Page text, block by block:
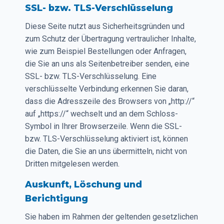
SSL- bzw. TLS-Verschlüsselung
Diese Seite nutzt aus Sicherheitsgründen und
zum Schutz der Übertragung vertraulicher Inhalte,
wie zum Beispiel Bestellungen oder Anfragen,
die Sie an uns als Seitenbetreiber senden, eine
SSL- bzw. TLS-Verschlüsselung. Eine
verschlüsselte Verbindung erkennen Sie daran,
dass die Adresszeile des Browsers von „http://“
auf „https://“ wechselt und an dem Schloss-
Symbol in Ihrer Browserzeile. Wenn die SSL-
bzw. TLS-Verschlüsselung aktiviert ist, können
die Daten, die Sie an uns übermitteln, nicht von
Dritten mitgelesen werden.
Auskunft, Löschung und
Berichtigung
Sie haben im Rahmen der geltenden gesetzlichen